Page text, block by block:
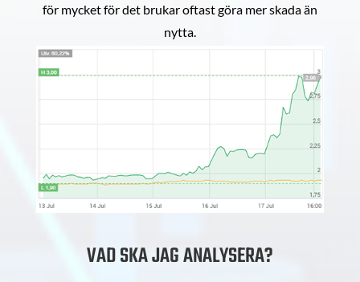
för mycket för det brukar oftast göra mer skada än
nytta.
VAD SKA JAG ANALYSERA?